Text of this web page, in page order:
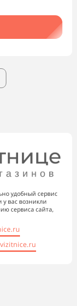
удобный сервис
у вас возникли
сервиса сайта,